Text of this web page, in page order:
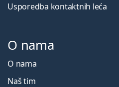
Usporedba kontaktnih leća
O nama
O nama
Naš tim